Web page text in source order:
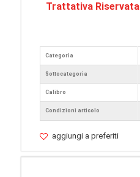
Trattativa Riservata
Categoria
Sottocategoria
Calibro
Condizioni articolo
aggiungi a preferiti